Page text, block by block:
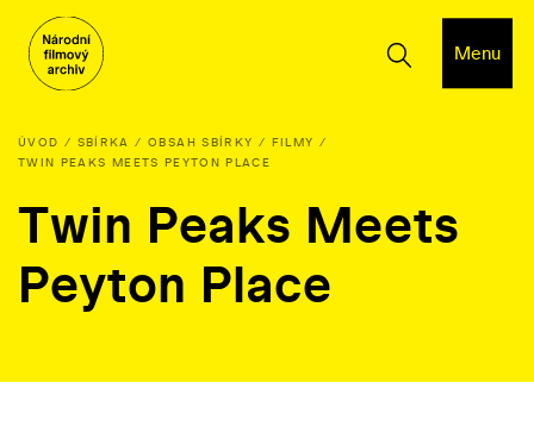
Menu
ÚVOD SBÍRKA OBSAH SBÍRKY
FILMY
TWIN PEAKS MEETS PEYTON PLACE
Twin Peaks Meets
Peyton Place